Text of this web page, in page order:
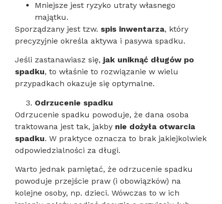
Mniejsze jest ryzyko utraty własnego
majątku.
Sporządzany jest tzw. spis inwentarza, który
precyzyjnie określa aktywa i pasywa spadku.
Jeśli zastanawiasz się, jak uniknąć długów po
spadku, to właśnie to rozwiązanie w wielu
przypadkach okazuje się optymalne.
Odrzucenie spadku
Odrzucenie spadku powoduje, że dana osoba
traktowana jest tak, jakby nie dożyła otwarcia
spadku. W praktyce oznacza to brak jakiejkolwiek
odpowiedzialności za długi.
Warto jednak pamiętać, że odrzucenie spadku
powoduje przejście praw (i obowiązków) na
kolejne osoby, np. dzieci. Wówczas to w ich